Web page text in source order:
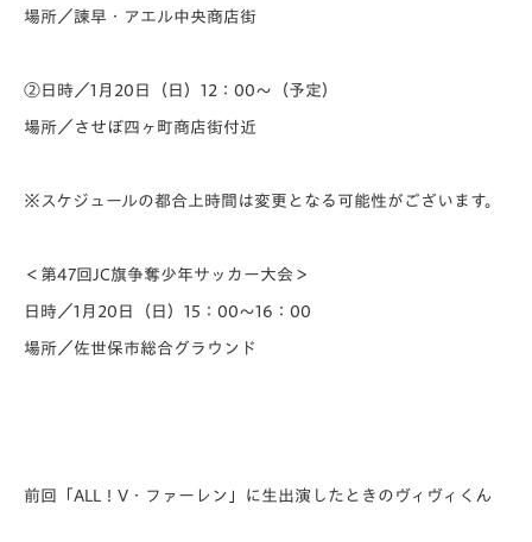
場所／諫早・アエル中央商店街
②日時／1月20日（日）12：00～（予定）
場所／させぼ四ヶ町商店街付近
※スケジュールの都合上時間は変更となる可能性がございます。
＜第47回JC旗争奪少年サッカー大会＞
日時／1月20日（日）15：00～16：00
場所／佐世保市総合グラウンド
前回「ALL！V・ファーレン」に生出演したときのヴィヴィくん